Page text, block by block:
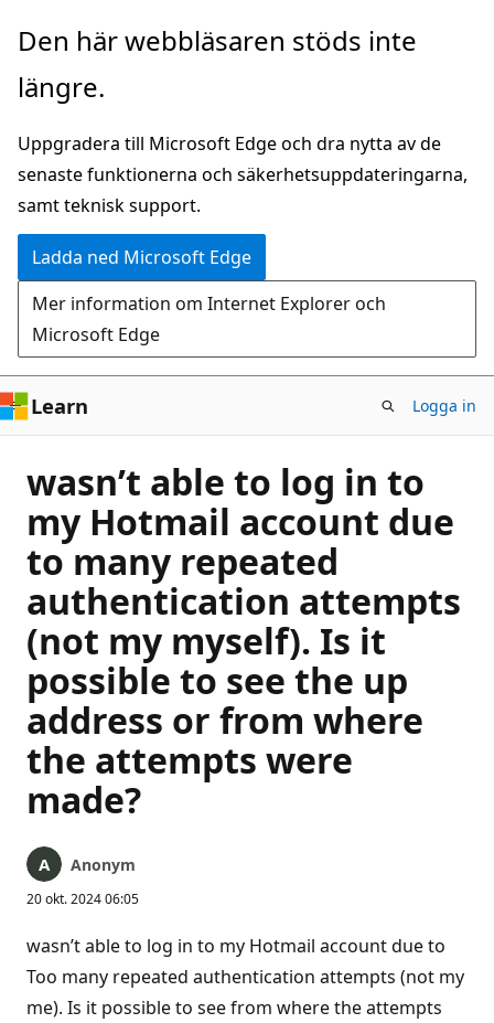
Hoppa
huvudinnehåll
Den här webbläsaren stöds inte
längre.
Uppgradera till Microsoft Edge och dra nytta av de
senaste funktionerna och säkerhetsuppdateringarna,
samt teknisk support.
Ladda ned Microsoft Edge
Mer information om Internet Explorer och
Microsoft Edge
Learn Logga in
wasn’t able to log in to
my Hotmail account due
to many repeated
authentication attempts
(not my myself). Is it
possible to see the up
address or from where
the attempts were
made?
Anonym
20 okt. 2024 06:05
wasn’t able to log in to my Hotmail account due to
Too many repeated authentication attempts (not my
me). Is it possible to see from where the attempts